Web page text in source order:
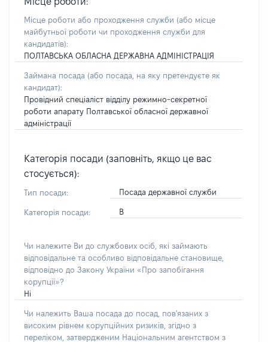
Місце роботи або проходження служби (або місце
майбутньої роботи чи проходження служби для
кандидатів):
ПОЛТАВСЬКА ОБЛАСНА ДЕРЖАВНА АДМІНІСТРАЦІЯ
Займана посада (або посада, на яку претендуєте як
кандидат):
Провідний спеціаліст відділу режимно-секретної
роботи апарату Полтавської обласної державної
адміністрації
Категорія посади (заповніть, якщо це вас
стосується):
Тип посади: Посада державної служби
Категорія посади: В
Чи належите Ви до службових осіб, які займають
відповідальне та особливо відповідальне становище,
відповідно до Закону України «Про запобігання
корупції»?
Ні
Чи належить Ваша посада до посад, пов'язаних з
високим рівнем корупційних ризиків, згідно з
переліком, затвердженим Національним агентством з